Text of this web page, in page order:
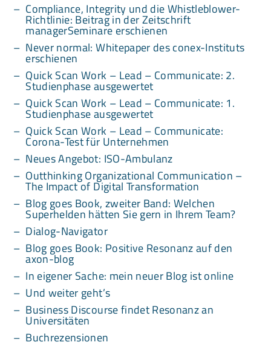
Compliance, Integrity und die Whistleblower-
Richtlinie: Beitrag in der Zeitschrift
managerSeminare erschienen
Never normal: Whitepaper des conex-Instituts
erschienen
Quick Scan Work – Lead – Communicate: 2.
Studienphase ausgewertet
Quick Scan Work – Lead – Communicate: 1.
Studienphase ausgewertet
Quick Scan Work – Lead – Communicate:
Corona-Test für Unternehmen
Neues Angebot: ISO-Ambulanz
Outthinking Organizational Communication –
The Impact of Digital Transformation
Blog goes Book, zweiter Band: Welchen
Superhelden hätten Sie gern in Ihrem Team?
Dialog-Navigator
Blog goes Book: Positive Resonanz auf den
axon-blog
In eigener Sache: mein neuer Blog ist online
Und weiter geht’s
Business Discourse findet Resonanz an
Universitäten
Buchrezensionen